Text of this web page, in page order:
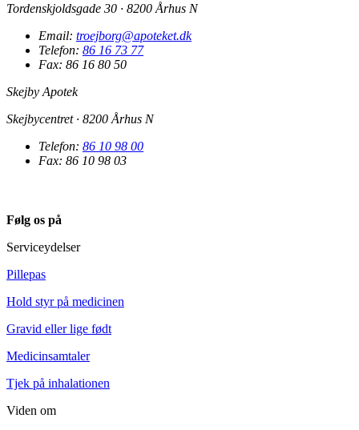
Tordenskjoldsgade 30 · 8200 Århus N
Email: troejborg@apoteket.dk
Telefon: 86 16 73 77
Fax: 86 16 80 50
Skejby Apotek
Skejbycentret · 8200 Århus N
Telefon: 86 10 98 00
Fax: 86 10 98 03
Følg os på
Serviceydelser
Pillepas
Hold styr på medicinen
Gravid eller lige født
Medicinsamtaler
Tjek på inhalationen
Viden om